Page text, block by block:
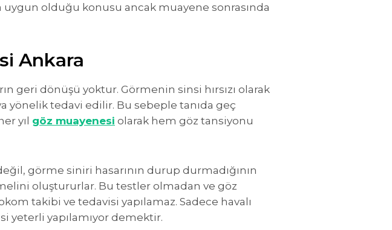
olduğu konusu ancak muayene sonrasında
Ankara
geri dönüşü yoktur. Görmenin sinsi hırsızı olarak
tedavi edilir. Bu sebeple tanıda geç
yıl göz muayenesi olarak hem göz tansiyonu
görme siniri hasarının durup durmadığının
oluştururlar. Bu testler olmadan ve göz
takibi ve tedavisi yapılamaz. Sadece havalı
yeterli yapılamıyor demektir.